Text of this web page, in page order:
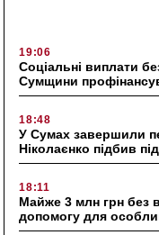
19:06
Соціальні виплати
Сумщини
18:48
У Сумах завершили
Ніколаєнко підбив
18:11
Майже 3 млн грн без
допомогу для